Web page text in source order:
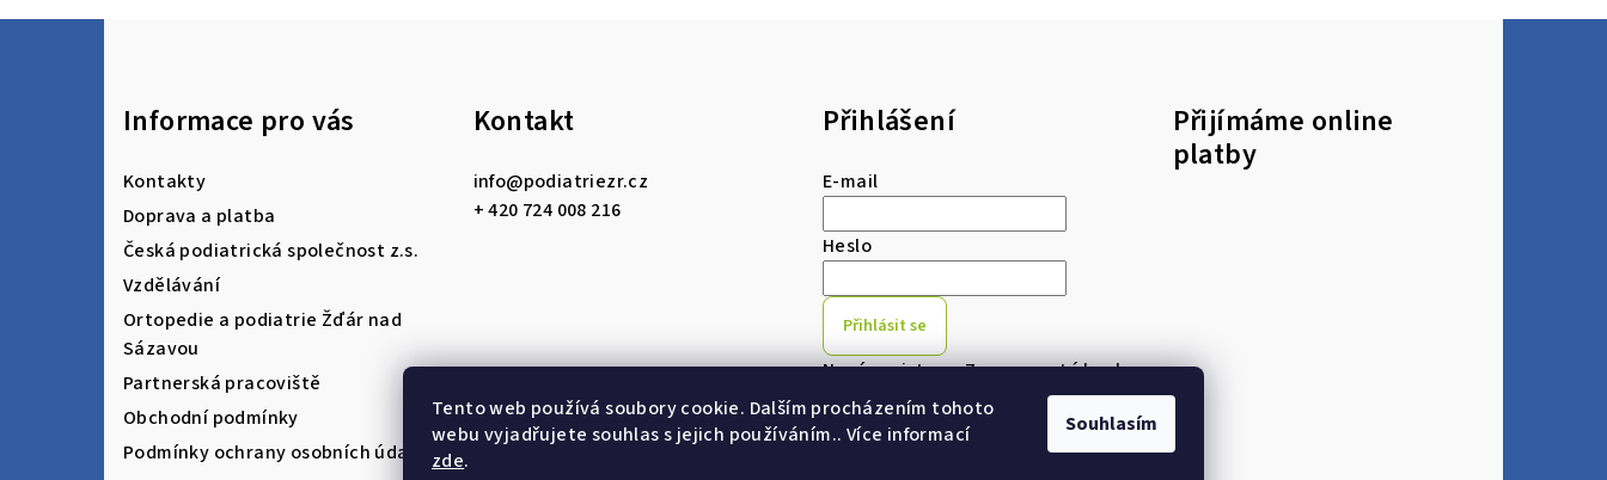
Tento web používá soubory cookie. Dalším procházením tohoto
webu vyjadřujete souhlas s jejich používáním.. Více informací
zde.
Souhlasím
Informace pro vás
Kontakty
Doprava a platba
Česká podiatrická společnost z.s.
Vzdělávání
Ortopedie a podiatrie Žďár nad
Sázavou
Partnerská pracoviště
Obchodní podmínky
Podmínky ochrany osobních údajů
Kontakt
info@podiatriezr.cz
+ 420 724 008 216
Přihlášení
E-mail
Heslo
Přihlásit se
Nová registraceZapomenuté heslo
Přijímáme online
platby